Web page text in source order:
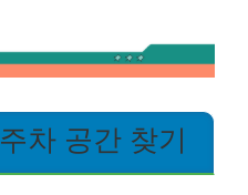
차 공간 찾기